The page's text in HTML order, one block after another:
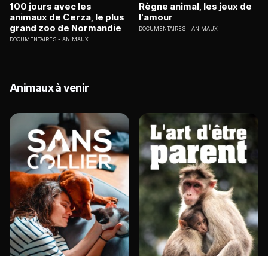
100 jours avec les
animaux de Cerza, le plus
grand zoo de Normandie
DOCUMENTAIRES ANIMAUX
Règne animal, les jeux de
l'amour
DOCUMENTAIRES ANIMAUX
Animaux à venir